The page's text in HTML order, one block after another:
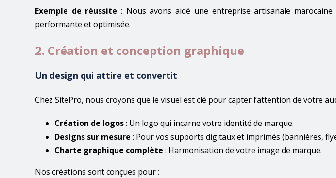
Exemple de réussite : Nous avons aidé une entreprise artisanale
performante et optimisée.
2. Création et conception graphique
Un design qui attire et convertit
Chez SitePro, nous croyons que le visuel est clé pour capter l’attention de votre
Création de logos: Un logo qui incarne votre identité de marque.
Designs sur mesure : Pour vos supports digitaux et imprimés (bannières,
Charte graphique complète : Harmonisation de votre image de marque.
Nos créations sont conçues pour :